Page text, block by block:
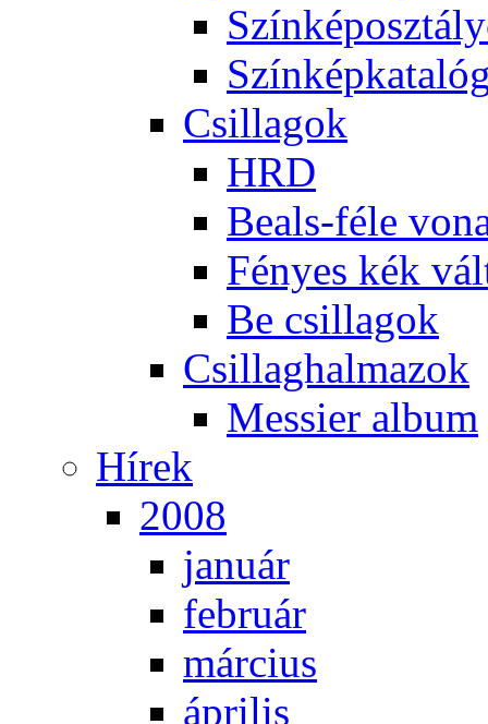
Csil­la­gok
HRD
Be­als-fé­le
Fé­nyes kék
Be csil­la­gok
Csil­lag­hal­ma­zok
Mes­si­er al­bum
Hí­rek
2008
ja­nu­ár
feb­ru­ár
már­ci­us
áp­ri­lis